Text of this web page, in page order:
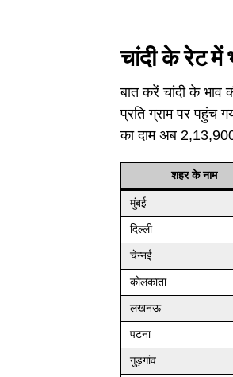
चांदी के रेट में
बात करें चांदी के भाव
प्रति ग्राम पर पहुंच
का दाम अब
शहर के नाम
मुंबई
दिल्ली
चेन्नई
कोलकाता
लखनऊ
पटना
गुड़गांव